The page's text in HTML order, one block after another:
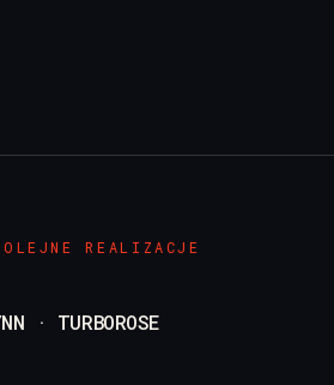
REALIZACJE
· TURBOROSE